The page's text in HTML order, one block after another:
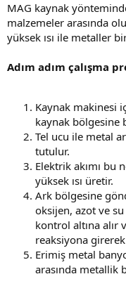
MAG kaynak
malzemeler arasında
yüksek ısı ile metaller
Adım adım çalışma
Kaynak makinesi
kaynak bölgesine
Tel ucu ile metal
tutulur.
Elektrik akımı bu
yüksek ısı üretir.
Ark bölgesine
oksijen, azot ve
kontrol altına alır
reaksiyona
Erimiş metal
arasında metallik